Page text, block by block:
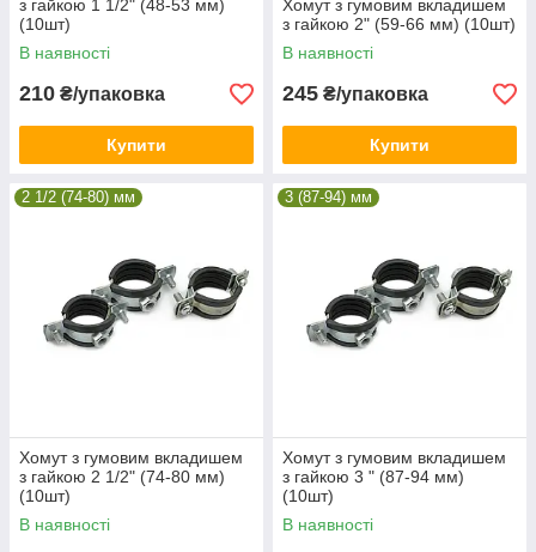
з гайкою 1 1/2" (48-53 мм)
(10шт)
В наявності
210 ₴/упаковка
Купити
Хомут з гумовим вкладишем
з гайкою 2" (59-66 мм) (10шт)
В наявності
245 ₴/упаковка
Купити
2 1/2 (74-80) мм
Хомут з гумовим вкладишем
з гайкою 2 1/2" (74-80 мм)
(10шт)
В наявності
3 (87-94) мм
Хомут з гумовим вкладишем
з гайкою 3 " (87-94 мм)
(10шт)
В наявності